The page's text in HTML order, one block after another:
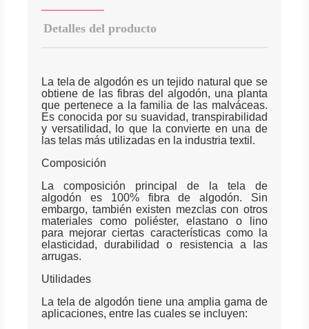
Detalles del producto
La tela de algodón es un tejido natural que se
obtiene de las fibras del algodón, una planta
que pertenece a la familia de las malváceas.
Es conocida por su suavidad, transpirabilidad
y versatilidad, lo que la convierte en una de
las telas más utilizadas en la industria textil.
Composición
La composición principal de la tela de
algodón es 100% fibra de algodón. Sin
embargo, también existen mezclas con otros
materiales como poliéster, elastano o lino
para mejorar ciertas características como la
elasticidad, durabilidad o resistencia a las
arrugas.
Utilidades
La tela de algodón tiene una amplia gama de
aplicaciones, entre las cuales se incluyen: